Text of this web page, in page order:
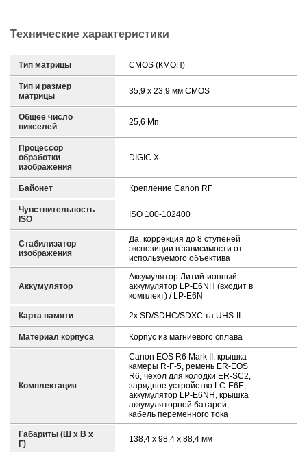
Технические характеристики
Тип матрицы CMOS (КМОП)
Тип и размер
матрицы
35,9 x 23,9 мм CMOS
Общее число
пикселей
25,6 Мп
Процессор
обработки
изображения
DIGIC X
Байонет Крепление Canon RF
Чувствительность
ISO
ISO 100-102400
Стабилизатор
изображения
Да, коррекция до 8 ступеней
экспозиции в зависимости от
используемого объектива
Аккумулятор
Аккумулятор Литий-ионный
аккумулятор LP-E6NH (входит в
комплект) / LP-E6N
Карта памяти 2x SD/SDHC/SDXC та UHS-II
Материал корпуса Корпус из магниевого сплава
Комплектация
Canon EOS R6 Mark II, крышка
камеры R-F-5, ремень ER-EOS
R6, чехол для колодки ER-SC2,
зарядное устройство LC-E6E,
аккумулятор LP-E6NH, крышка
аккумуляторной батареи,
кабель переменного тока
Габариты (Ш х В х
Г)
138,4 x 98,4 x 88,4 мм